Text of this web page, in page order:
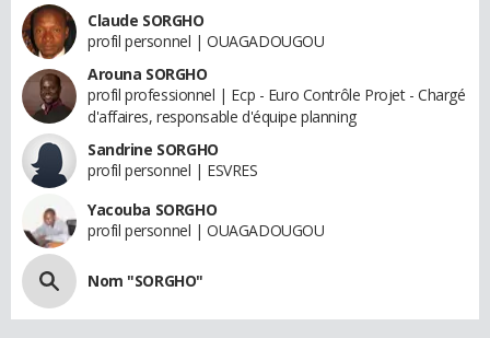
Claude SORGHO
profil personnel | OUAGADOUGOU
Arouna SORGHO
profil professionnel | Ecp - Euro Contrôle Projet - Chargé
d'affaires, responsable d'équipe planning
Sandrine SORGHO
profil personnel | ESVRES
Yacouba SORGHO
profil personnel | OUAGADOUGOU
Nom "SORGHO"